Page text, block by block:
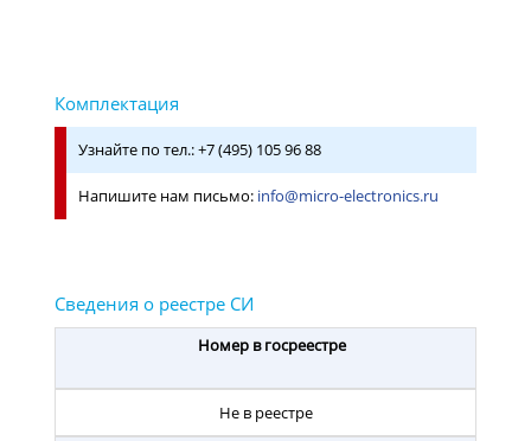
Узнайте по тел.: +7 (495) 105 96 88
Напишите нам письмо: info@micro-electronics.ru
Номер в госреестре
Не в реестре